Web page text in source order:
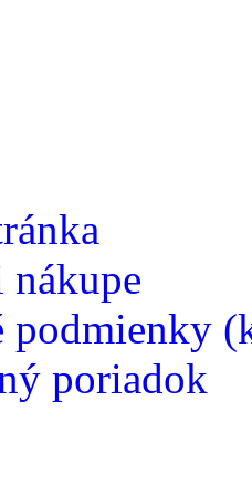
nákupe
podmienky
poriadok